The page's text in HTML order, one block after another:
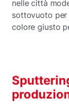
nelle città
sottovuoto per
colore giusto